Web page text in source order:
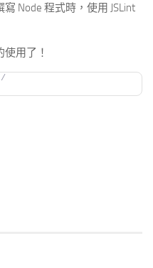
Node 程式時，使用 JSLint
用了！